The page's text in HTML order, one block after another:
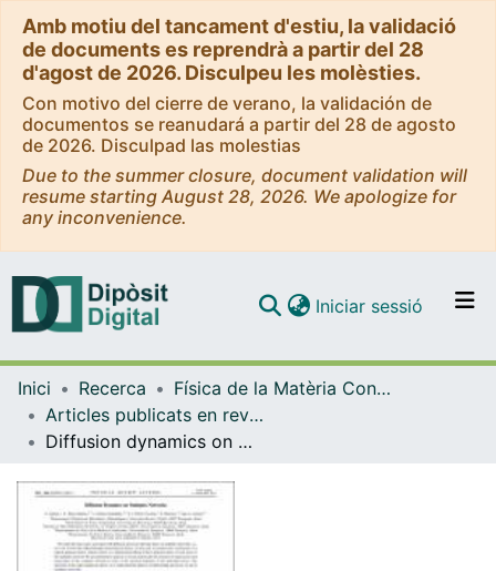
Amb motiu del tancament d'estiu, la validació
de documents es reprendrà a partir del 28
d'agost de 2026. Disculpeu les molèsties.
Con motivo del cierre de verano, la validación de
documentos se reanudará a partir del 28 de agosto
de 2026. Disculpad las molestias
Due to the summer closure, document validation will
resume starting August 28, 2026. We apologize for
any inconvenience.
Navega per tot el DD
Contacte
Iniciar sessió (current)
Inici Recerca
Física de la Matèria Condensada
Articles publicats en revistes (Física de la Matèria Condensada)
Diffusion dynamics on multiplex networks